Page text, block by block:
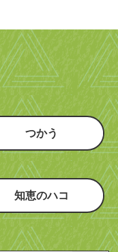
つかう
知恵のハコ